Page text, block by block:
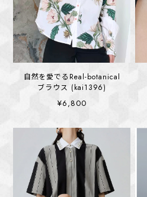
自然を愛でるReal-botanical
ブラウス (kai1396)
¥6,800